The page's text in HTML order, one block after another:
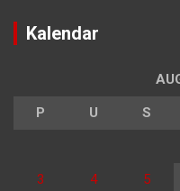
Kalendar
P U S
3 4 5